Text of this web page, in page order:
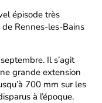
épisode très
Rennes-les-Bains
Il s’agit
grande extension
700 mm sur les
à l’époque.